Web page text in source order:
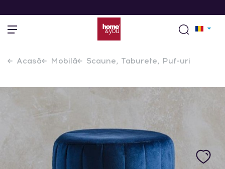
Acasă Mobilă Scaune, Taburete, Puf-uri